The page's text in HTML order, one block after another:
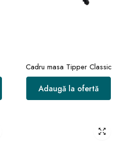
Cadru masa Tipper Classic
Adaugă la ofertă